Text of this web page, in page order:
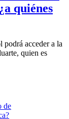
quiénes
podrá acceder a la
quien es